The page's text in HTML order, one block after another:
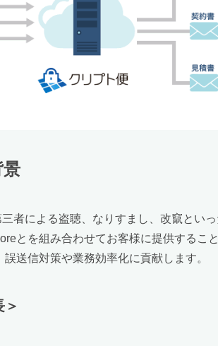
者による盗聴、なりすまし、改竄とい
とを組み合わせてお客様に提供する
送信対策や業務効率化に貢献します。